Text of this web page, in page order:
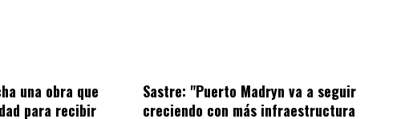
una obra que
para recibir
Sastre: "Puerto Madryn va a seguir
creciendo con más infraestructura